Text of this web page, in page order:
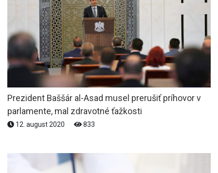
Prezident Baššár al-Asad musel prerušiť príhovor v
parlamente, mal zdravotné ťažkosti
12. august 2020 833